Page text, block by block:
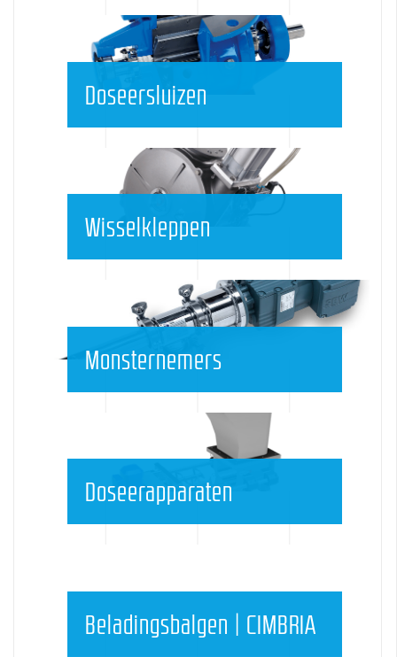
Doseersluizen
Wisselkleppen
Monsternemers
Doseerapparaten
Beladingsbalgen | CIMBRIA